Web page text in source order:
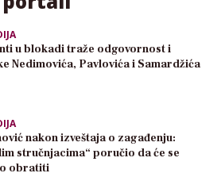
u blokadi traže odgovornost i
Nedimovića, Pavlovića i Samardžića
nakon izveštaja o zagađenju:
stručnjacima“ poručio da će se
obratiti